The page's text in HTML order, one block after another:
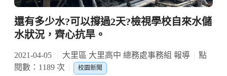
還有多少水?可以撐過2天?檢視學校自來水儲
水狀況，齊心抗旱。
2021-04-05 大里區 大里高中 總務處事務組 報導
點
閱數：1189 次
校園新聞